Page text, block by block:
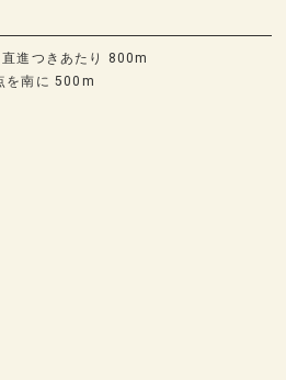
進つきあたり 800m
を南に 500m